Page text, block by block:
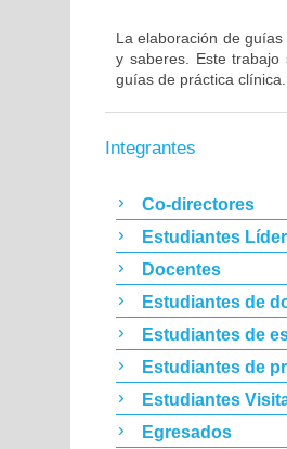
La elaboración de
y saberes. Este
guías de práctica clínica.
Integrantes
Co-directores
Estudiantes
Docentes
Estudiantes de
Estudiantes de
Estudiantes de
Estudiantes
Egresados